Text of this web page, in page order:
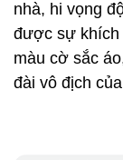
nhà, hi vọng
được sự khích
màu cờ sắc
đài vô địch